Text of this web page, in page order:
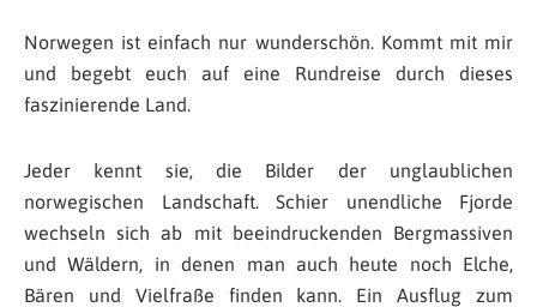
Norwegen ist einfach nur wunderschön. Kommt mit mir
und begebt euch auf eine Rundreise durch dieses
faszinierende Land.
Jeder kennt sie, die Bilder der unglaublichen
norwegischen Landschaft. Schier unendliche Fjorde
wechseln sich ab mit beeindruckenden Bergmassiven
und Wäldern, in denen man auch heute noch Elche,
Bären und Vielfraße finden kann. Ein Ausflug zum